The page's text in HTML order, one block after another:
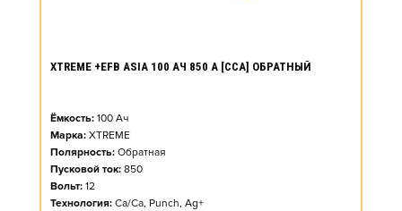
XTREME +EFB ASIA 100 АЧ 850 А [CCA] ОБРАТНЫЙ
Ёмкость: 100 Ач
Марка: XTREME
Полярность: Обратная
Пусковой ток: 850
Вольт: 12
Технология: Ca/Ca, Punch, Ag+